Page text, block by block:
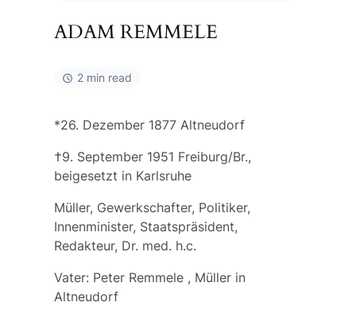
ADAM REMMELE
2 min read
*26. Dezember 1877 Altneudorf
†9. September 1951 Freiburg/Br.,
beigesetzt in Karlsruhe
Müller, Gewerkschafter, Politiker,
Innenminister, Staatspräsident,
Redakteur, Dr. med. h.c.
Vater: Peter Remmele, Müller in
Altneudorf